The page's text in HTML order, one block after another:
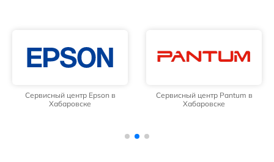
Сервисный центр Epson в
Хабаровске
Сервисный центр Pantum в
Хабаровске